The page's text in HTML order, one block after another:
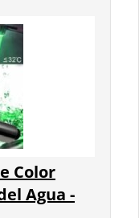
Color
Agua -